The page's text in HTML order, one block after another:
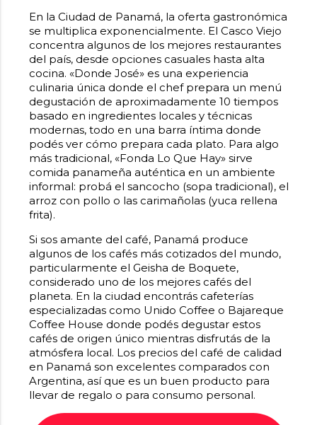
En la Ciudad de Panamá, la oferta gastronómica
se multiplica exponencialmente. El Casco Viejo
concentra algunos de los mejores restaurantes
del país, desde opciones casuales hasta alta
cocina. «Donde José» es una experiencia
culinaria única donde el chef prepara un menú
degustación de aproximadamente 10 tiempos
basado en ingredientes locales y técnicas
modernas, todo en una barra íntima donde
podés ver cómo prepara cada plato. Para algo
más tradicional, «Fonda Lo Que Hay» sirve
comida panameña auténtica en un ambiente
informal: probá el sancocho (sopa tradicional), el
arroz con pollo o las carimañolas (yuca rellena
frita).
Si sos amante del café, Panamá produce
algunos de los cafés más cotizados del mundo,
particularmente el Geisha de Boquete,
considerado uno de los mejores cafés del
planeta. En la ciudad encontrás cafeterías
especializadas como Unido Coffee o Bajareque
Coffee House donde podés degustar estos
cafés de origen único mientras disfrutás de la
atmósfera local. Los precios del café de calidad
en Panamá son excelentes comparados con
Argentina, así que es un buen producto para
llevar de regalo o para consumo personal.